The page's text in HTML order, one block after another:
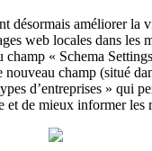
désormais améliorer la
web locales dans les
« Schema
champ (situé
d’entreprises » qui
et de mieux informer les